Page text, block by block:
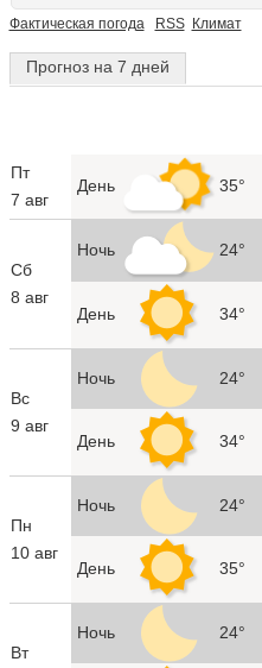
Фактическая погода RSS Климат
Прогноз на 7 дней
Пт
7 авг
День 35°
Сб
8 авг
Ночь 24°
День 34°
Вс
9 авг
Ночь 24°
День 34°
Пн
10 авг
Ночь 24°
День 35°
Вт
Ночь 24°